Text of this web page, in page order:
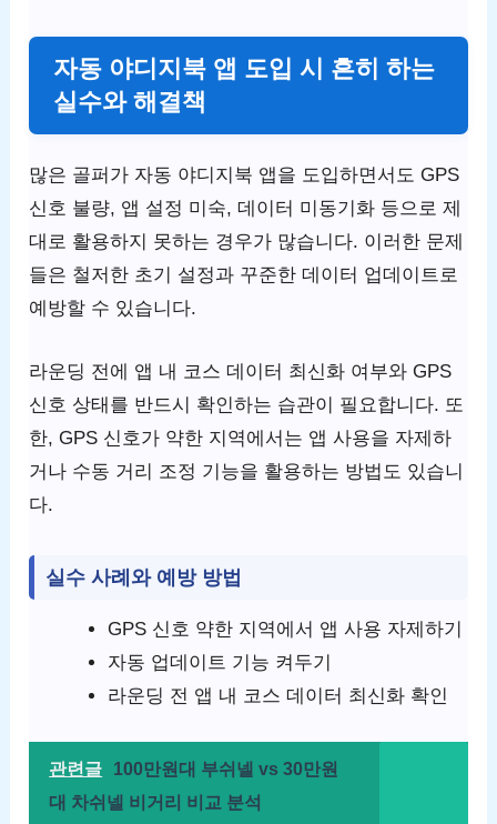
자동 야디지북 앱 도입 시 흔히 하는
실수와 해결책
많은 골퍼가 자동 야디지북 앱을 도입하면서도 GPS
신호 불량, 앱 설정 미숙, 데이터 미동기화 등으로 제
대로 활용하지 못하는 경우가 많습니다. 이러한 문제
들은 철저한 초기 설정과 꾸준한 데이터 업데이트로
예방할 수 있습니다.
라운딩 전에 앱 내 코스 데이터 최신화 여부와 GPS
신호 상태를 반드시 확인하는 습관이 필요합니다. 또
한, GPS 신호가 약한 지역에서는 앱 사용을 자제하
거나 수동 거리 조정 기능을 활용하는 방법도 있습니
다.
실수 사례와 예방 방법
GPS 신호 약한 지역에서 앱 사용 자제하기
자동 업데이트 기능 켜두기
라운딩 전 앱 내 코스 데이터 최신화 확인
관련글
100만원대 부쉬넬 vs 30만원
대 차쉬넬 비거리 비교 분석